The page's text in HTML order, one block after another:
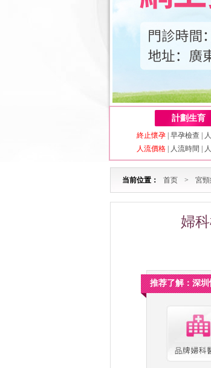
計劃生育
終止懷孕 早孕檢查
人流價格
人流時間
当前位置： 首页 > 宮
婦
推荐了解：深